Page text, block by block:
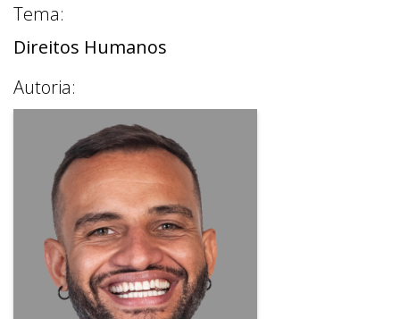
Tema:
Direitos Humanos
Autoria: